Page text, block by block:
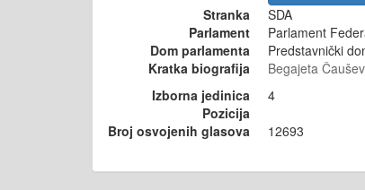
Stranka
SDA
Parlament
Parlament
Dom parlamenta
Predstavnički
Kratka biografija
Begajeta
Izborna jedinica
4
Pozicija
Broj osvojenih glasova
12693